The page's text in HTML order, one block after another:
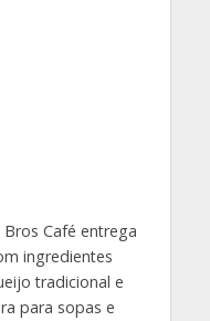
Café entrega
ingredientes
tradicional e
para sopas e